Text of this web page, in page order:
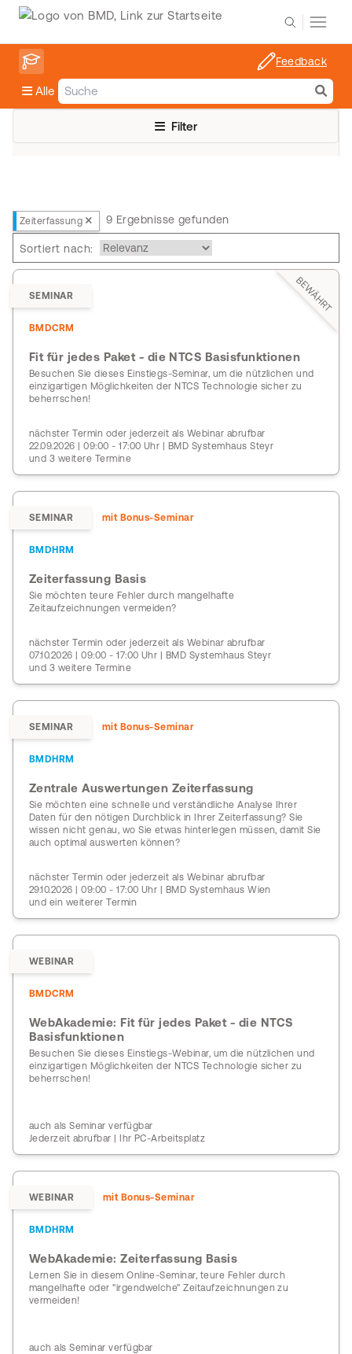
Alle
Feedback
Filter
Zeiterfassung 9 Ergebnisse gefunden
Sortiert nach:
BEWÄHRT
SEMINAR
BMDCRM
Fit für jedes Paket - die NTCS Basisfunktionen
Besuchen Sie dieses Einstiegs-Seminar, um die nützlichen und
einzigartigen Möglichkeiten der NTCS Technologie sicher zu
beherrschen!
nächster Termin oder jederzeit als Webinar abrufbar
22.09.2026 | 09:00 - 17:00 Uhr | BMD Systemhaus Steyr
und 3 weitere Termine
SEMINAR mit Bonus-Seminar
BMDHRM
Zeiterfassung Basis
Sie möchten teure Fehler durch mangelhafte
Zeitaufzeichnungen vermeiden?
nächster Termin oder jederzeit als Webinar abrufbar
07.10.2026 | 09:00 - 17:00 Uhr | BMD Systemhaus Steyr
und 3 weitere Termine
SEMINAR mit Bonus-Seminar
BMDHRM
Zentrale Auswertungen Zeiterfassung
Sie möchten eine schnelle und verständliche Analyse Ihrer
Daten für den nötigen Durchblick in Ihrer Zeiterfassung? Sie
wissen nicht genau, wo Sie etwas hinterlegen müssen, damit Sie
auch optimal auswerten können?
nächster Termin oder jederzeit als Webinar abrufbar
29.10.2026 | 09:00 - 17:00 Uhr | BMD Systemhaus Wien
und ein weiterer Termin
WEBINAR
BMDCRM
WebAkademie: Fit für jedes Paket - die NTCS
Basisfunktionen
Besuchen Sie dieses Einstiegs-Webinar, um die nützlichen und
einzigartigen Möglichkeiten der NTCS Technologie sicher zu
beherrschen!
auch als Seminar verfügbar
Jederzeit abrufbar | Ihr PC-Arbeitsplatz
WEBINAR mit Bonus-Seminar
BMDHRM
WebAkademie: Zeiterfassung Basis
Lernen Sie in diesem Online-Seminar, teure Fehler durch
mangelhafte oder "irgendwelche" Zeitaufzeichnungen zu
vermeiden!
auch als Seminar verfügbar